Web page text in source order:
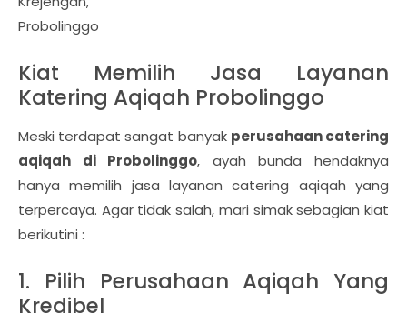
Probolinggo
Kiat Memilih Jasa Layanan
Katering Aqiqah Probolinggo
Meski terdapat sangat banyak perusahaan catering
aqiqah di Probolinggo, ayah bunda hendaknya
hanya memilih jasa layanan catering aqiqah yang
terpercaya. Agar tidak salah, mari simak sebagian kiat
berikutini :
1. Pilih Perusahaan Aqiqah Yang
Kredibel